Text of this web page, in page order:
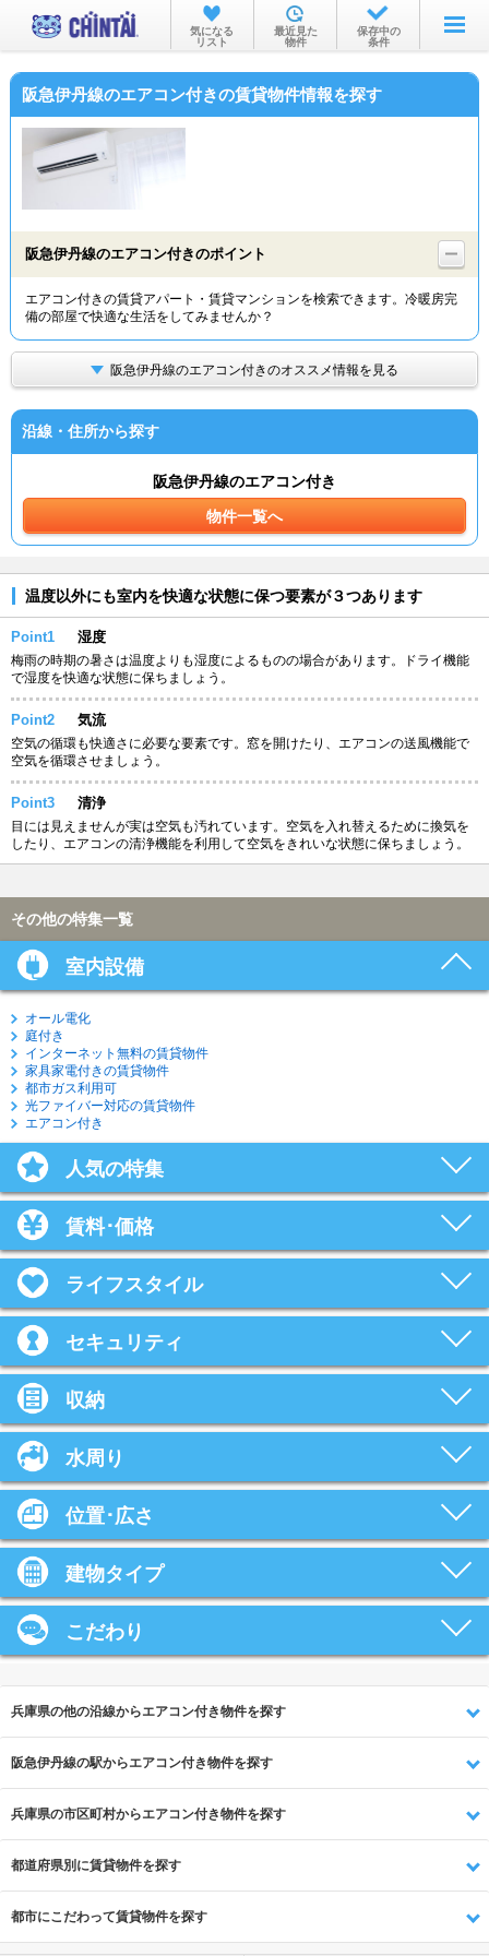
お部屋を探す
沿線・駅から
物件特集から
TOP
気になる
リスト
最近見た
物件
保存中の
条件
阪急伊丹線のエアコン付きの賃貸物件情報を探す
阪急伊丹線のエアコン付きのポイント
エアコン付きの賃貸アパート・賃貸マンションを検索できます。冷暖房完
備の部屋で快適な生活をしてみませんか？
阪急伊丹線のエアコン付きのオススメ情報を見る
沿線・住所から探す
阪急伊丹線のエアコン付き
物件一覧へ
温度以外にも室内を快適な状態に保つ要素が３つあります
Point1 湿度
梅雨の時期の暑さは温度よりも湿度によるものの場合があります。ドライ機能
で湿度を快適な状態に保ちましょう。
Point2 気流
空気の循環も快適さに必要な要素です。窓を開けたり、エアコンの送風機能で
空気を循環させましょう。
Point3 清浄
目には見えませんが実は空気も汚れています。空気を入れ替えるために換気を
したり、エアコンの清浄機能を利用して空気をきれいな状態に保ちましょう。
その他の特集一覧
室内設備
オール電化
庭付き
インターネット無料の賃貸物件
家具家電付きの賃貸物件
都市ガス利用可
光ファイバー対応の賃貸物件
エアコン付き
人気の特集
賃料･価格
ライフスタイル
セキュリティ
収納
水周り
位置･広さ
建物タイプ
こだわり
兵庫県の他の沿線からエアコン付き物件を探す
阪急伊丹線の駅からエアコン付き物件を探す
兵庫県の市区町村からエアコン付き物件を探す
都道府県別に賃貸物件を探す
都市にこだわって賃貸物件を探す